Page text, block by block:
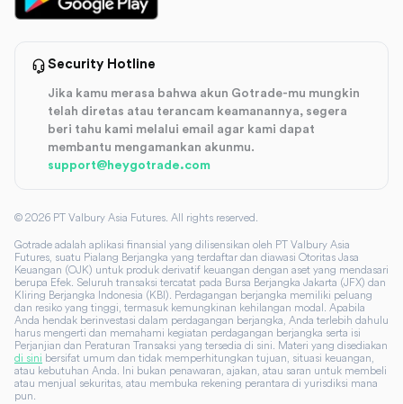
Security Hotline
Jika kamu merasa bahwa akun Gotrade-mu mungkin
telah diretas atau terancam keamanannya, segera
beri tahu kami melalui email agar kami dapat
membantu mengamankan akunmu.
support@heygotrade.com
© 2026 PT Valbury Asia Futures. All rights reserved.
Gotrade adalah aplikasi finansial yang dilisensikan oleh PT Valbury Asia
Futures, suatu Pialang Berjangka yang terdaftar dan diawasi Otoritas Jasa
Keuangan (OJK) untuk produk derivatif keuangan dengan aset yang mendasari
berupa Efek. Seluruh transaksi tercatat pada Bursa Berjangka Jakarta (JFX) dan
Kliring Berjangka Indonesia (KBI). Perdagangan berjangka memiliki peluang
dan resiko yang tinggi, termasuk kemungkinan kehilangan modal. Apabila
Anda hendak berinvestasi dalam perdagangan berjangka, Anda terlebih dahulu
harus mengerti dan memahami kegiatan perdagangan berjangka serta isi
Perjanjian dan Peraturan Transaksi yang tersedia di sini. Materi yang disediakan
di sini bersifat umum dan tidak memperhitungkan tujuan, situasi keuangan,
atau kebutuhan Anda. Ini bukan penawaran, ajakan, atau saran untuk membeli
atau menjual sekuritas, atau membuka rekening perantara di yurisdiksi mana
pun.